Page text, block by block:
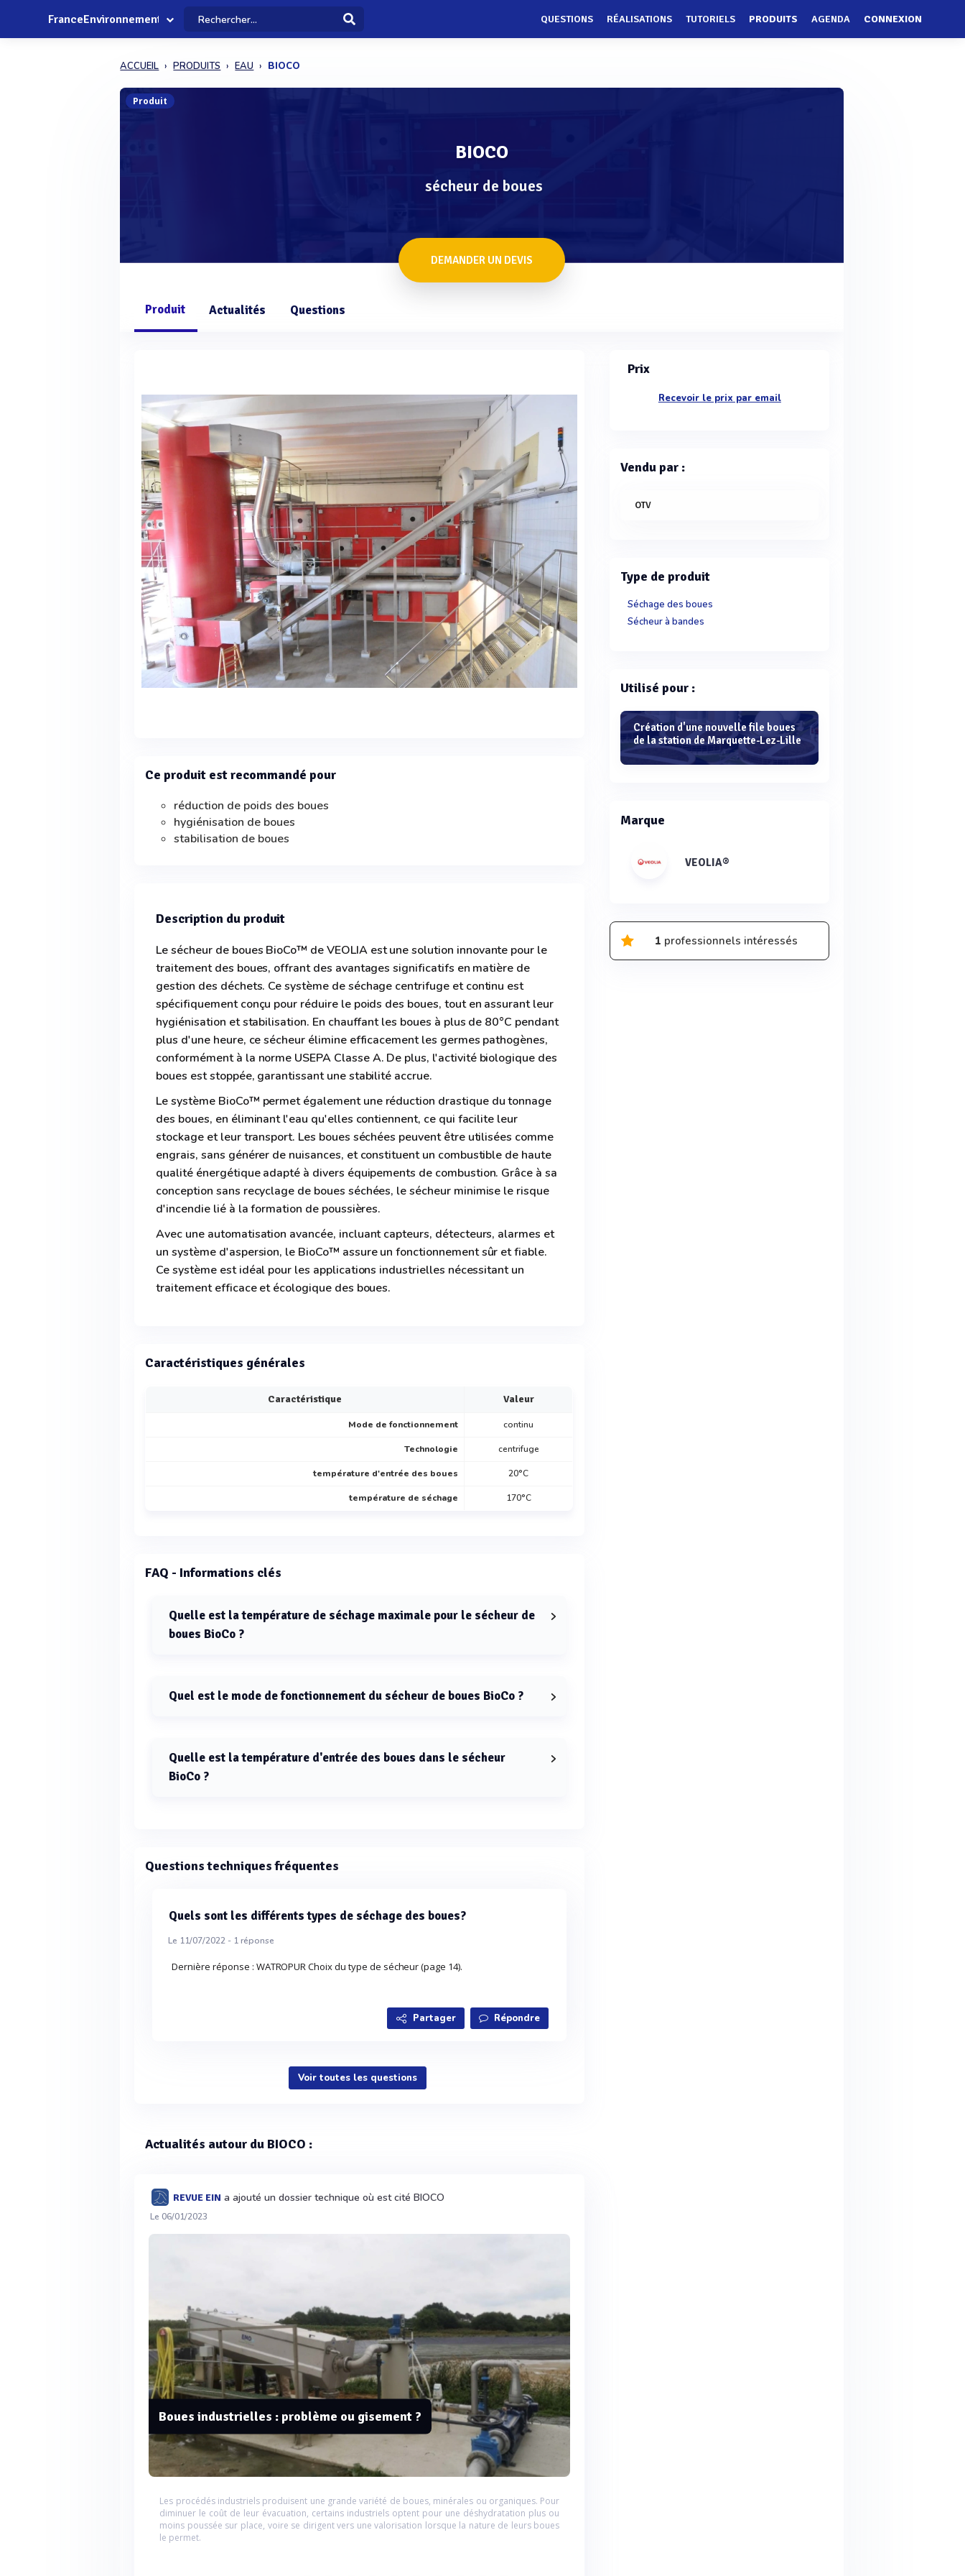
FranceEnvironnement QUESTIONS RÉALISATIONS TUTORIELS PRODUITS AGENDA CONNEXION
ACCUEIL PRODUITS EAU BIOCO
Produit
BIOCO
sécheur de boues
DEMANDER UN DEVIS
Produit Actualités Questions
Ce produit est recommandé pour
réduction de poids des boues
hygiénisation de boues
stabilisation de boues
Description du produit
Le sécheur de boues BioCo™ de VEOLIA est une solution innovante pour le
traitement des boues, offrant des avantages significatifs en matière de
gestion des déchets. Ce système de séchage centrifuge et continu est
spécifiquement conçu pour réduire le poids des boues, tout en assurant leur
hygiénisation et stabilisation. En chauffant les boues à plus de 80°C pendant
plus d'une heure, ce sécheur élimine efficacement les germes pathogènes,
conformément à la norme USEPA Classe A. De plus, l'activité biologique des
boues est stoppée, garantissant une stabilité accrue.
Le système BioCo™ permet également une réduction drastique du tonnage
des boues, en éliminant l'eau qu'elles contiennent, ce qui facilite leur
stockage et leur transport. Les boues séchées peuvent être utilisées comme
engrais, sans générer de nuisances, et constituent un combustible de haute
qualité énergétique adapté à divers équipements de combustion. Grâce à sa
conception sans recyclage de boues séchées, le sécheur minimise le risque
d'incendie lié à la formation de poussières.
Avec une automatisation avancée, incluant capteurs, détecteurs, alarmes et
un système d'aspersion, le BioCo™ assure un fonctionnement sûr et fiable.
Ce système est idéal pour les applications industrielles nécessitant un
traitement efficace et écologique des boues.
Caractéristiques générales
Caractéristique Valeur
Mode de fonctionnement continu
Technologie centrifuge
température d'entrée des boues 20°C
température de séchage 170°C
FAQ - Informations clés
Quelle est la température de séchage maximale pour le sécheur de
boues BioCo ?
Quel est le mode de fonctionnement du sécheur de boues BioCo ?
Quelle est la température d'entrée des boues dans le sécheur
BioCo ?
Questions techniques fréquentes
Quels sont les différents types de séchage des boues?
Le 11/07/2022 - 1réponse
Dernière réponse : WATROPUR Choix du type de sécheur (page 14).
Partager Répondre
Voir toutes les questions
Actualités autour du BIOCO :
REVUE EIN a ajouté un dossier technique où est cité BIOCO
Le 06/01/2023
Boues industrielles : problème ou gisement ?
Les procédés industriels produisent une grande variété de boues, minérales ou organiques. Pour
diminuer le coût de leur évacuation, certains industriels optent pour une déshydratation plus ou
moins poussée sur place, voire se dirigent vers une valorisation lorsque la nature de leurs boues
le permet.
Prix
Recevoir le prix par email
Vendu par :
OTV
Type de produit
Séchage des boues
Sécheur à bandes
Utilisé pour :
Création d'une nouvelle file boues
de la station de Marquette-Lez-Lille
Marque
VEOLIA®
1 professionnels intéressés